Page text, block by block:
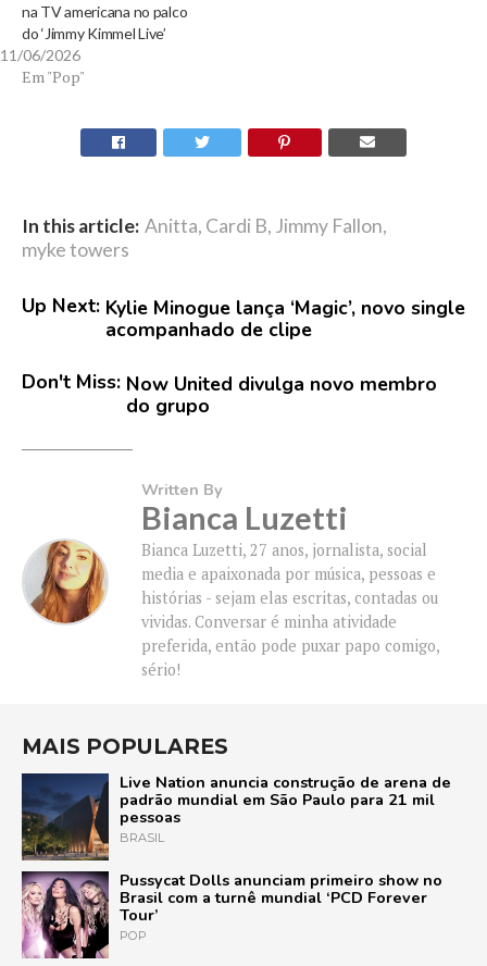
na TV americana no palco
do ‘Jimmy Kimmel Live’
11/06/2026
Em "Pop"
In this article: Anitta, Cardi B, Jimmy Fallon,
myke towers
Up Next: Kylie Minogue lança ‘Magic’, novo single
acompanhado de clipe
Don't Miss: Now United divulga novo membro
do grupo
Written By
Bianca Luzetti
Bianca Luzetti, 27 anos, jornalista, social
media e apaixonada por música, pessoas e
histórias - sejam elas escritas, contadas ou
vividas. Conversar é minha atividade
preferida, então pode puxar papo comigo,
sério!
MAIS POPULARES
Live Nation anuncia construção de arena de
padrão mundial em São Paulo para 21 mil
pessoas
BRASIL
Pussycat Dolls anunciam primeiro show no
Brasil com a turnê mundial ‘PCD Forever
Tour’
POP